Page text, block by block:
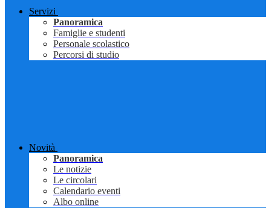
Servizi
Panoramica
Famiglie e studenti
Personale scolastico
Percorsi di studio
Novità
Panoramica
Le notizie
Le circolari
Calendario eventi
Albo online